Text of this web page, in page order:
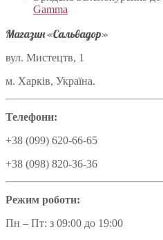
Gamma
Магазин «Сальвадор»
вул. Мистецтв, 1
м. Харків, Україна.
Телефони:
+38 (099) 620-66-65
+38 (098) 820-36-36
Режим роботи:
Пн – Пт: з 09:00 до 19:00